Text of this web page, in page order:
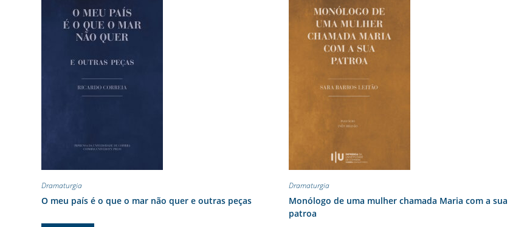
Dramaturgia
O meu país é o que o mar não quer e outras peças
Dramaturgia
Monólogo de uma mulher chamada Maria com a sua
patroa